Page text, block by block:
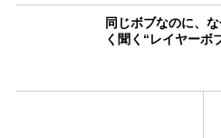
同じボブなのに、
く聞く“レイヤーボ